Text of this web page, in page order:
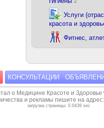
Услуги
красота и
Фитнес,
КОНСУЛЬТАЦИИ
о Медицине Красоте и Здоровье
и рекламы пишите на
загрузка страницы: 0.0439 sec